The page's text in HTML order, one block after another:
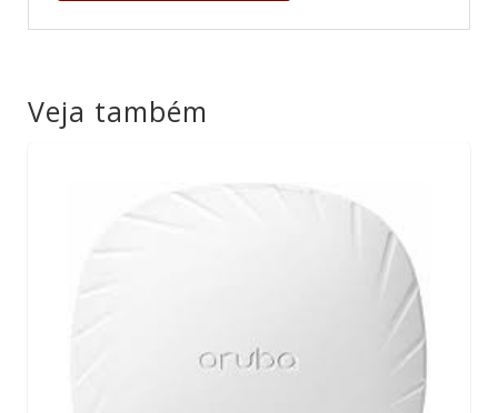
Veja também